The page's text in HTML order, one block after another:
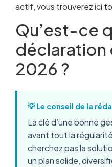
actif, vous trouverez ici
Qu’est-ce
déclaration
2026 ?
💡 Le conseil de la
La clé d’une bonne
avant tout la
cherchez pas la
un plan solide,